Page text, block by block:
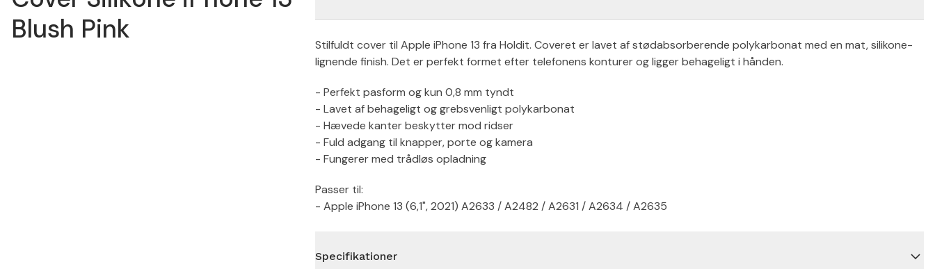
Blush Pink
Stilfuldt cover til Apple iPhone 13 fra Holdit. Coveret er lavet af stødabsorberende polykarbonat med en mat, silikone-
lignende finish. Det er perfekt formet efter telefonens konturer og ligger behageligt i hånden.
- Perfekt pasform og kun 0,8 mm tyndt
- Lavet af behageligt og grebsvenligt polykarbonat
- Hævede kanter beskytter mod ridser
- Fuld adgang til knapper, porte og kamera
- Fungerer med trådløs opladning
Passer til:
- Apple iPhone 13 (6,1", 2021) A2633 / A2482 / A2631 / A2634 / A2635
Specifikationer